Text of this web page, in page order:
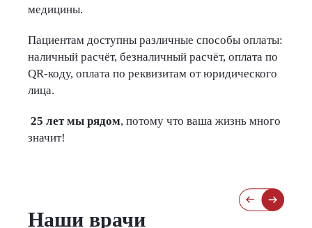
медицины.
Пациентам доступны различные способы оплаты:
наличный расчёт, безналичный расчёт, оплата по
QR-коду, оплата по реквизитам от юридического
лица.
25 лет мы рядом, потому что ваша жизнь много
значит!
Наши врачи